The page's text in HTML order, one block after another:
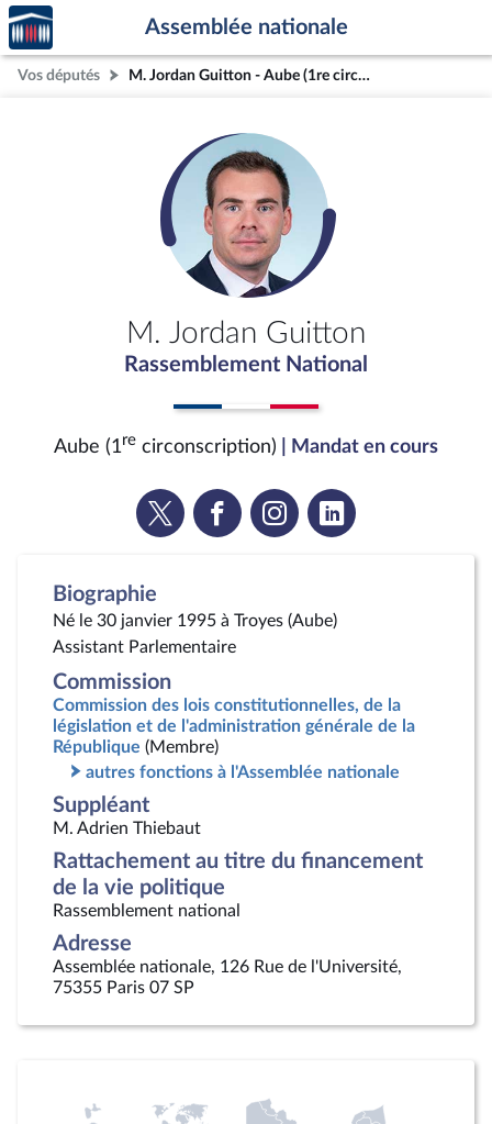
Aller au contenu
Aller en bas de la page
Accèder
à la
page
d'accueil
Assemblée nationale
Vos députés M. Jordan Guitton - Aube (1re circonscription)
M. Jordan Guitton
Rassemblement National
Aube (1re circonscription) | Mandat en cours
Voir
la
Voir
la
Voir
la
Voir
la
Biographie
Né le 30 janvier 1995 à Troyes (Aube)
Assistant Parlementaire
Commission
Commission des lois constitutionnelles, de la
législation et de l'administration générale de la
République (Membre)
autres fonctions à l'Assemblée nationale
Suppléant
M. Adrien Thiebaut
Rattachement au titre du financement
de la vie politique
Rassemblement national
Adresse
Assemblée nationale, 126 Rue de l'Université,
75355 Paris 07 SP